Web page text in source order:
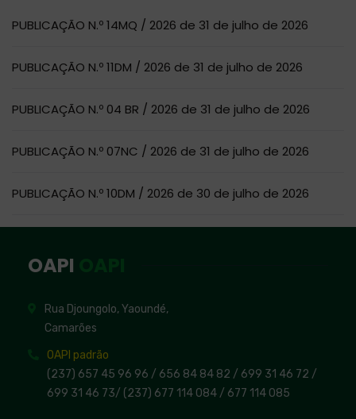
PUBLICAÇÃO N.º 14MQ / 2026 de 31 de julho de 2026
PUBLICAÇÃO N.º 11DM / 2026 de 31 de julho de 2026
PUBLICAÇÃO N.º 04 BR / 2026 de 31 de julho de 2026
PUBLICAÇÃO N.º 07NC / 2026 de 31 de julho de 2026
PUBLICAÇÃO N.º 10DM / 2026 de 30 de julho de 2026
OAPI
Rua Djoungolo, Yaoundé,
Camarões
OAPI padrão
(237) 657 45 96 96 / 656 84 84 82 / 699 31 46 72 /
699 31 46 73/ (237) 677 114 084 / 677 114 085